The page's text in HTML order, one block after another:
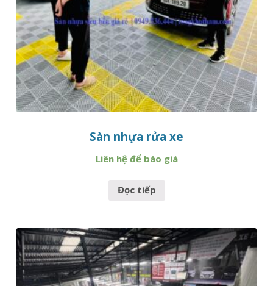
Sàn nhựa rửa xe
Liên hệ để báo giá
Đọc tiếp